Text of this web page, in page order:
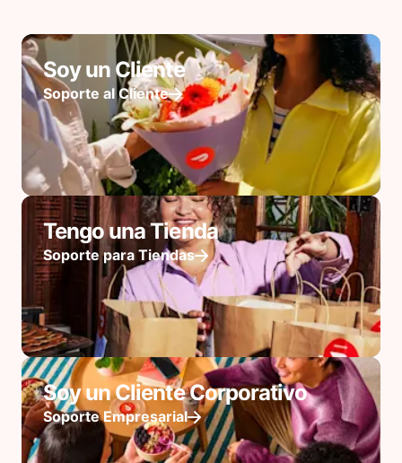
Soy un Cliente
Soporte al Cliente
Tengo una Tienda
Soporte para Tiendas
Soy un Cliente Corporativo
Soporte Empresarial